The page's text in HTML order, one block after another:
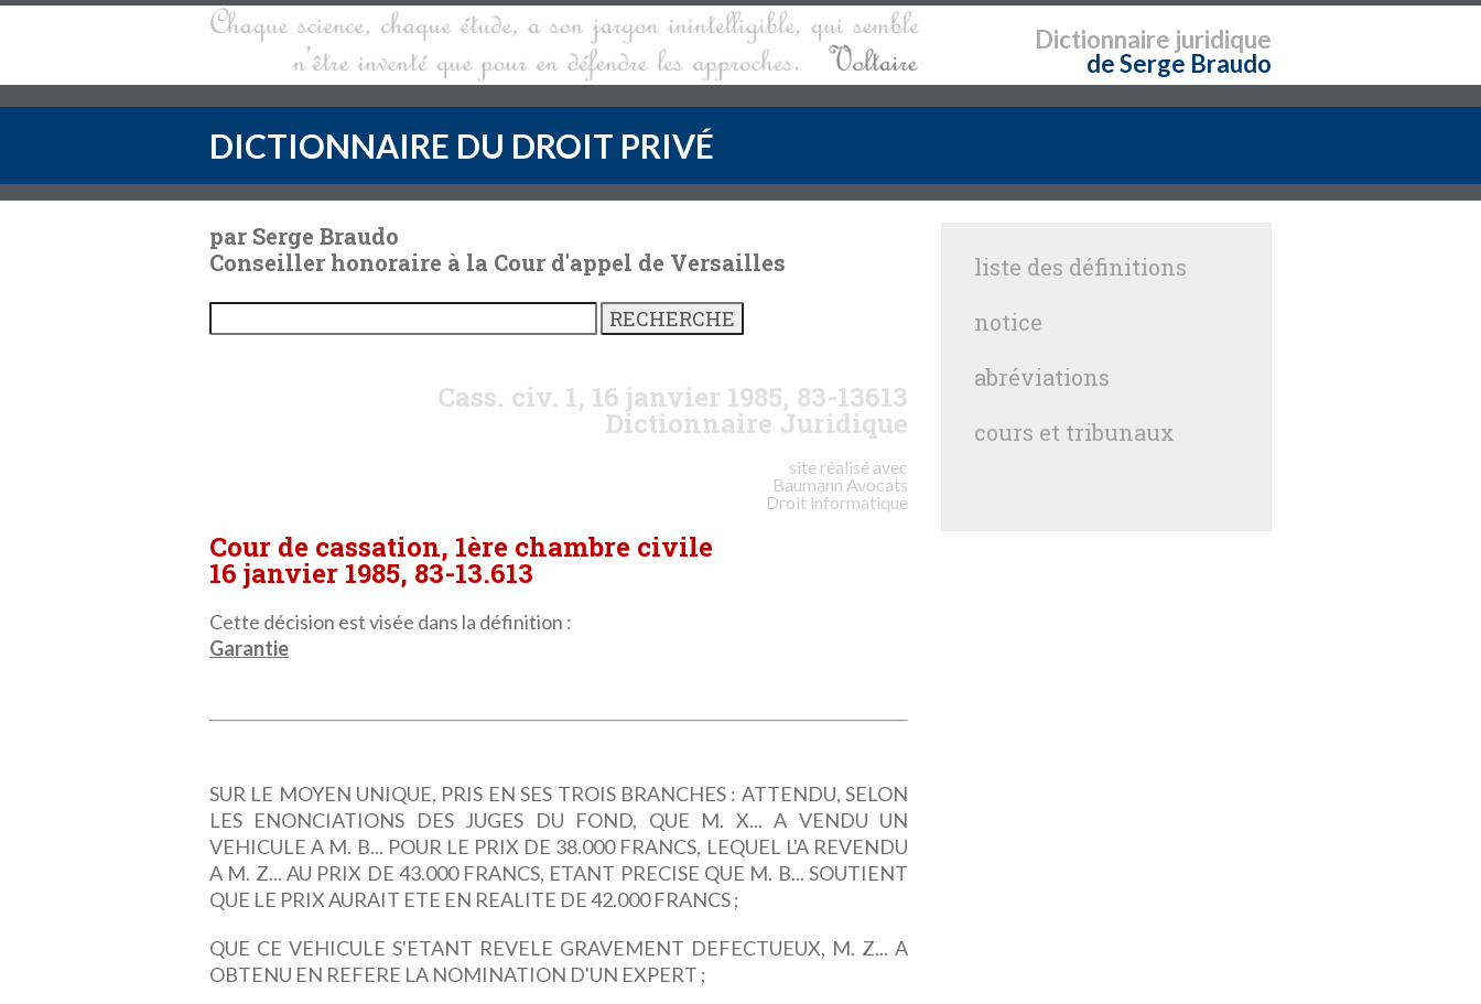
Dictionnaire juridique
de Serge Braudo
DICTIONNAIRE DU DROIT PRIVÉ
par Serge Braudo
Conseiller honoraire à la Cour d'appel de Versailles
Cass. civ. 1, 16 janvier 1985, 83-13613
Dictionnaire Juridique
site réalisé avec
Baumann Avocats
Droit informatique
Cour de cassation, 1ère chambre civile
16 janvier 1985, 83-13.613
Cette décision est visée dans la définition :
Garantie
SUR LE MOYEN UNIQUE, PRIS EN SES TROIS BRANCHES : ATTENDU, SELON
LES ENONCIATIONS DES JUGES DU FOND, QUE M. X... A VENDU UN
VEHICULE A M. B... POUR LE PRIX DE 38.000 FRANCS, LEQUEL L'A REVENDU
A M. Z... AU PRIX DE 43.000 FRANCS, ETANT PRECISE QUE M. B... SOUTIENT
QUE LE PRIX AURAIT ETE EN REALITE DE 42.000 FRANCS ;
QUE CE VEHICULE S'ETANT REVELE GRAVEMENT DEFECTUEUX, M. Z... A
OBTENU EN REFERE LA NOMINATION D'UN EXPERT ;
liste des définitions
notice
abréviations
cours et tribunaux